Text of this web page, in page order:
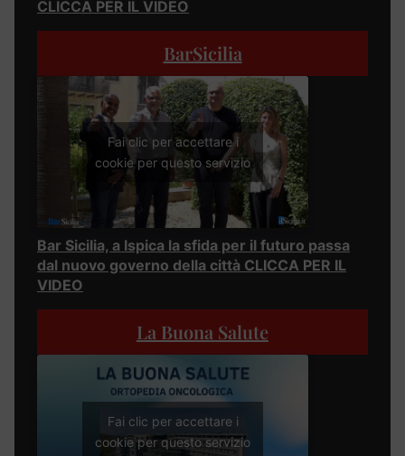
CLICCA PER IL VIDEO
BarSicilia
Fai clic per accettare i
cookie per questo servizio
Bar Sicilia, a Ispica la sfida per il futuro passa
dal nuovo governo della città CLICCA PER IL
VIDEO
La Buona Salute
Fai clic per accettare i
cookie per questo servizio